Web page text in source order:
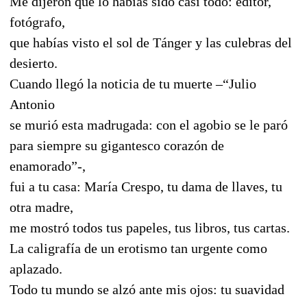
fotógrafo,
que habías visto el sol de Tánger y las culebras del
desierto.
Cuando llegó la noticia de tu muerte –“Julio
Antonio
se murió esta madrugada: con el agobio se le paró
para siempre su gigantesco corazón de
enamorado”-,
fui a tu casa: María Crespo, tu dama de llaves, tu
otra madre,
me mostró todos tus papeles, tus libros, tus cartas.
La caligrafía de un erotismo tan urgente como
aplazado.
Todo tu mundo se alzó ante mis ojos: tu suavidad